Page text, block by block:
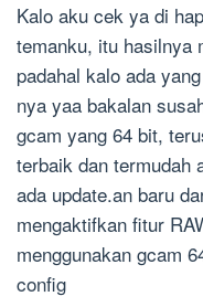
Kalo aku cek ya di
temanku, itu hasilnya
padahal kalo ada
nya yaa bakalan
gcam yang 64 bit,
terbaik dan termudah
ada update.an baru
mengaktifkan fitur
menggunakan gcam
config